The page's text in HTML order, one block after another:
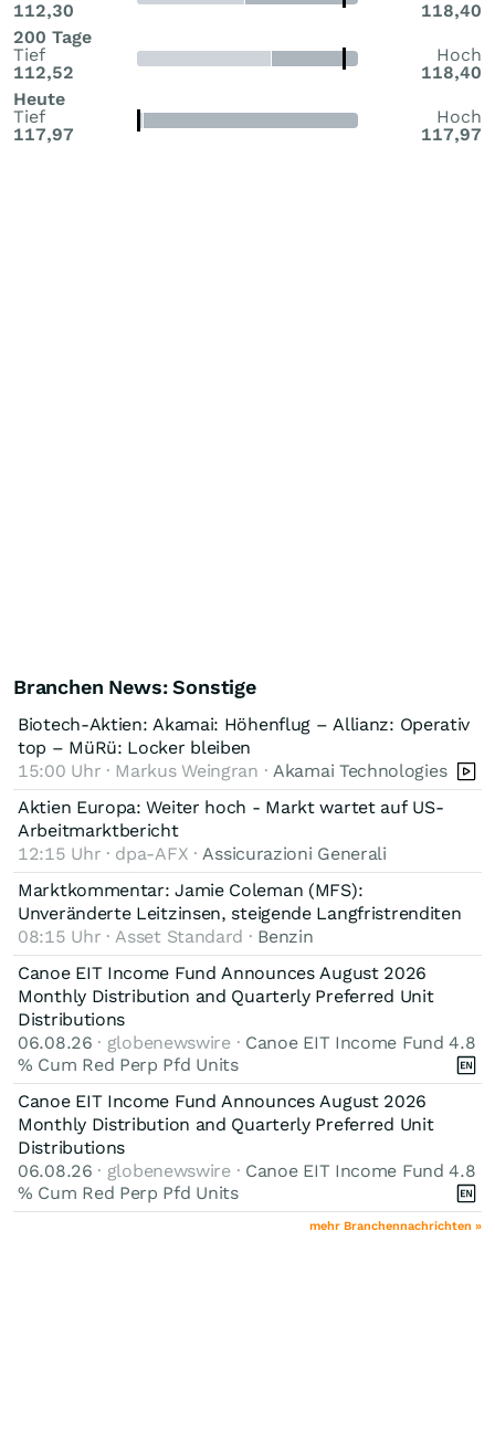
112,30
118,40
200 Tage
Tief
112,52
Hoch
118,40
Heute
Tief
117,97
Hoch
117,97
Branchen News: Sonstige
Biotech-Aktien: Akamai: Höhenflug – Allianz: Operativ
top – MüRü: Locker bleiben
15:00 Uhr · Markus Weingran · Akamai Technologies
Aktien Europa: Weiter hoch - Markt wartet auf US-
Arbeitmarktbericht
12:15 Uhr · dpa-AFX · Assicurazioni Generali
Marktkommentar: Jamie Coleman (MFS):
Unveränderte Leitzinsen, steigende Langfristrenditen
08:15 Uhr · Asset Standard · Benzin
Canoe EIT Income Fund Announces August 2026
Monthly Distribution and Quarterly Preferred Unit
Distributions
06.08.26 · globenewswire · Canoe EIT Income Fund 4.8
% Cum Red Perp Pfd Units
Canoe EIT Income Fund Announces August 2026
Monthly Distribution and Quarterly Preferred Unit
Distributions
06.08.26 · globenewswire · Canoe EIT Income Fund 4.8
% Cum Red Perp Pfd Units
mehr Branchennachrichten »